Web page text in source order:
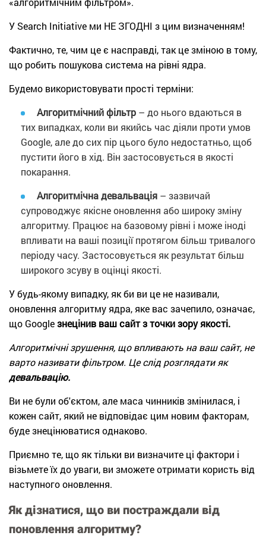
У Search Initiative ми НЕ ЗГОДНІ з цим визначенням!
Фактично, те, чим це є насправді, так це зміною в тому,
що робить пошукова система на рівні ядра.
Будемо використовувати прості терміни:
Алгоритмічний фільтр – до нього вдаються в
тих випадках, коли ви якийсь час діяли проти умов
Google, але до сих пір цього було недостатньо, щоб
пустити його в хід. Він застосовується в якості
покарання.
Алгоритмічна девальвація – зазвичай
супроводжує якісне оновлення або широку зміну
алгоритму. Працює на базовому рівні і може іноді
впливати на ваші позиції протягом більш тривалого
періоду часу. Застосовується як результат більш
широкого зсуву в оцінці якості.
У будь-якому випадку, як би ви це не називали,
оновлення алгоритму ядра, яке вас зачепило, означає,
що Googleзнецінив ваш сайт з точки зору якості.
Алгоритмічні зрушення, що впливають на ваш сайт, не
варто називати фільтром. Це слід розглядати як
девальвацію.
Ви не були об'єктом, але маса чинників змінилася, і
кожен сайт, який не відповідає цим новим факторам,
буде знецінюватися однаково.
Приємно те, що як тільки ви визначите ці фактори і
візьмете їх до уваги, ви зможете отримати користь від
наступного оновлення.
Як дізнатися, що ви постраждали від
поновлення алгоритму?